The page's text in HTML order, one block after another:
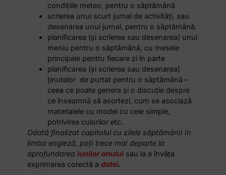
condițiile meteo, pentru o săptămână
scrierea unui scurt jurnal de activități, sau
desenarea unui jurnal, pentru o săptămână.
planificarea (și scrierea sau desenarea) unui
meniu pentru o săptămână, cu mesele
principale pentru fiecare zi în parte
planificarea (și scrierea sau desenarea)
ținutelor de purtat pentru o săptămână –
ceea ce poate genera și o discuție despre
ce înseamnă să asortezi, cum se asociază
materialele cu model cu cele simple,
potrivirea culorilor etc.
Odată finalizat capitolul cu zilele săptămânii în
limba engleză, poți trece mai departe la
aprofundarealunilor anului sau la a învăța
exprimarea corectă adatei.